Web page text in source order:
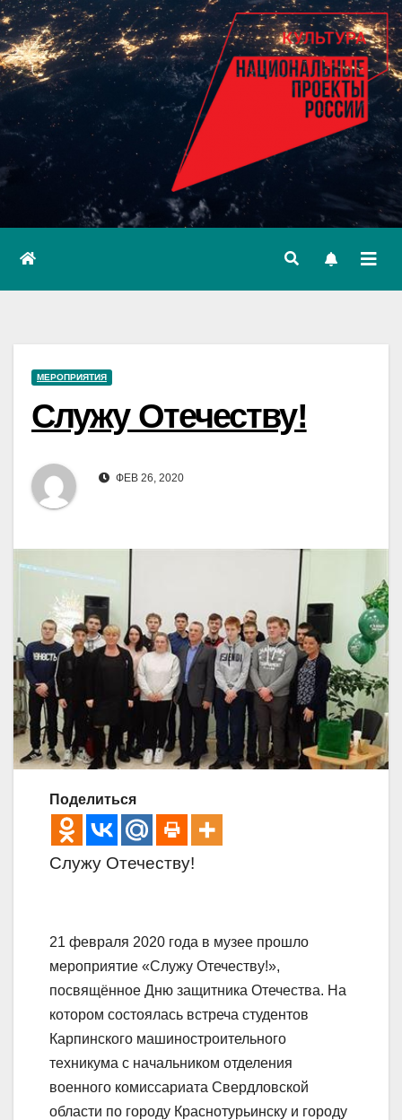
МЕРОПРИЯТИЯ
Служу Отечеству!
ФЕВ 26, 2020
Поделиться
Служу Отечеству!
21 февраля 2020 года в музее прошло
мероприятие «Служу Отечеству!»,
посвящённое Дню защитника Отечества. На
котором состоялась встреча студентов
Карпинского машиностроительного
техникума с начальником отделения
военного комиссариата Свердловской
области по городу Краснотурьинску и городу